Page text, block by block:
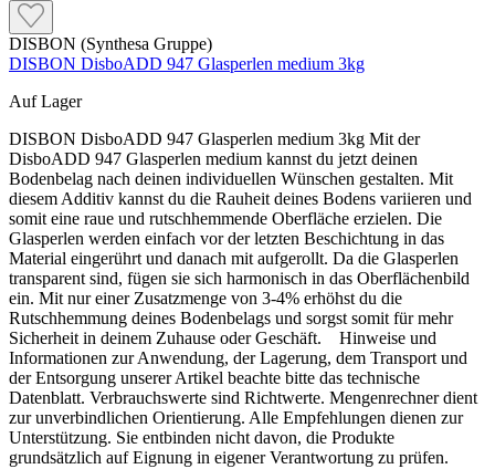
DISBON (Synthesa Gruppe)
DISBON DisboADD 947 Glasperlen medium 3kg
Auf Lager
DISBON DisboADD 947 Glasperlen medium 3kg Mit der
DisboADD 947 Glasperlen medium kannst du jetzt deinen
Bodenbelag nach deinen individuellen Wünschen gestalten. Mit
diesem Additiv kannst du die Rauheit deines Bodens variieren und
somit eine raue und rutschhemmende Oberfläche erzielen. Die
Glasperlen werden einfach vor der letzten Beschichtung in das
Material eingerührt und danach mit aufgerollt. Da die Glasperlen
transparent sind, fügen sie sich harmonisch in das Oberflächenbild
ein. Mit nur einer Zusatzmenge von 3-4% erhöhst du die
Rutschhemmung deines Bodenbelags und sorgst somit für mehr
Sicherheit in deinem Zuhause oder Geschäft. Hinweise und
Informationen zur Anwendung, der Lagerung, dem Transport und
der Entsorgung unserer Artikel beachte bitte das technische
Datenblatt. Verbrauchswerte sind Richtwerte. Mengenrechner dient
zur unverbindlichen Orientierung. Alle Empfehlungen dienen zur
Unterstützung. Sie entbinden nicht davon, die Produkte
grundsätzlich auf Eignung in eigener Verantwortung zu prüfen.